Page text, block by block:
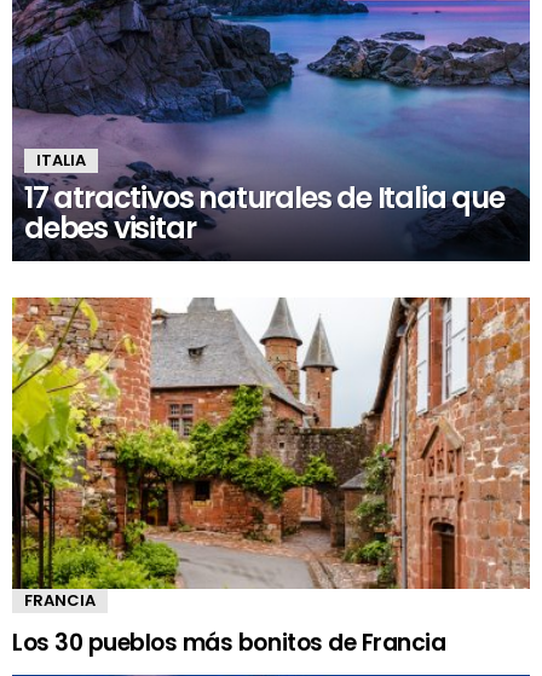
ITALIA
17 atractivos naturales de Italia que
debes visitar
FRANCIA
Los 30 pueblos más bonitos de Francia